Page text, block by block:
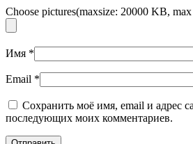
Choose pictures(maxsize: 20000 KB,
Имя *
Email *
Сохранить моё имя, email и адрес
последующих моих комментариев.